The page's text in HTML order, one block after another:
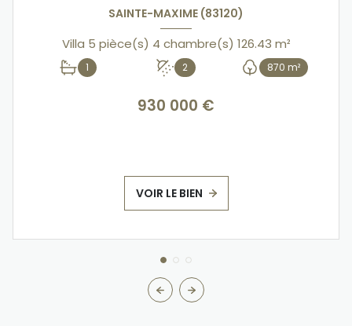
SAINTE-MAXIME (83120)
Villa 5 pièce(s) 4 chambre(s) 126.43 m²
1 2 870 m²
930 000 €
VOIR LE BIEN